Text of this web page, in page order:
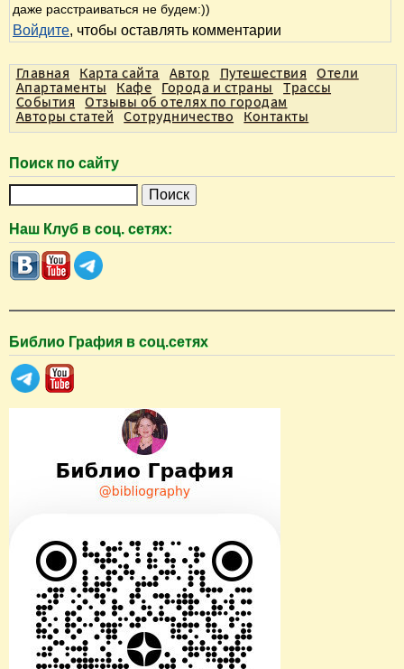
даже расстраиваться не будем:))
Войдите, чтобы оставлять комментарии
Главная Карта сайта Автор Путешествия
Отели
Апартаменты Кафе Города и страны Трассы
События Отзывы об отелях по городам
Авторы статей Сотрудничество Контакты
Поиск по сайту
и
с
к
Наш Клуб в соц. сетях:
Библио Графия в соц.сетях